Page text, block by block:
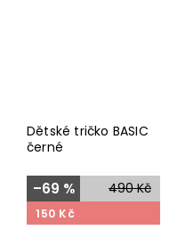
Dětské tričko BASIC
černé
490 Kč
–69 %
150 Kč